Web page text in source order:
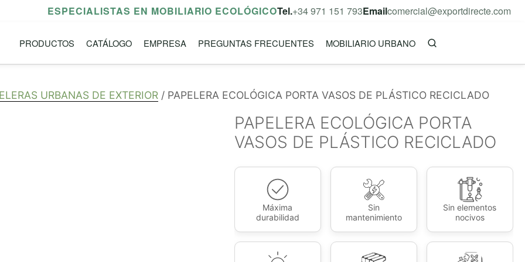
ESPECIALISTAS EN MOBILIARIO ECOLÓGICOTel.+34 971 151 793Emailcomercial@exportdirecte.com
PRODUCTOS CATÁLOGO EMPRESA PREGUNTAS FRECUENTES MOBILIARIO URBANO
URBANAS DE EXTERIOR/ PAPELERA ECOLÓGICA PORTA VASOS DE PLÁSTICO RECICLADO
PAPELERA ECOLÓGICA PORTA
VASOS DE PLÁSTICO RECICLADO
Máxima
durabilidad
Sin
mantenimiento
Sin elementos
nocivos